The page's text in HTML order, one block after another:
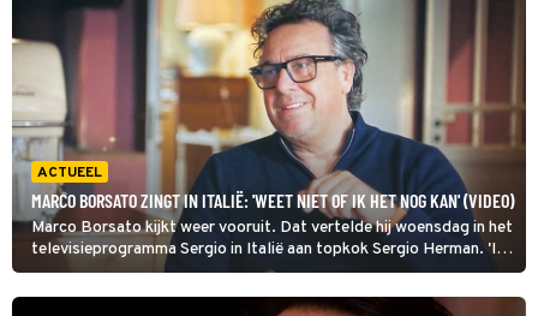
ACTUEEL
MARCO BORSATO ZINGT IN ITALIË: 'WEET NIET OF IK HET NOG KAN' (VIDEO)
Marco Borsato kijkt weer vooruit. Dat vertelde hij woensdag in het
televisieprogramma Sergio in Italië aan topkok Sergio Herman. 'Ik
denk dat ik de vrijheid weer voel om dingen te doen die ik leuk vind.'